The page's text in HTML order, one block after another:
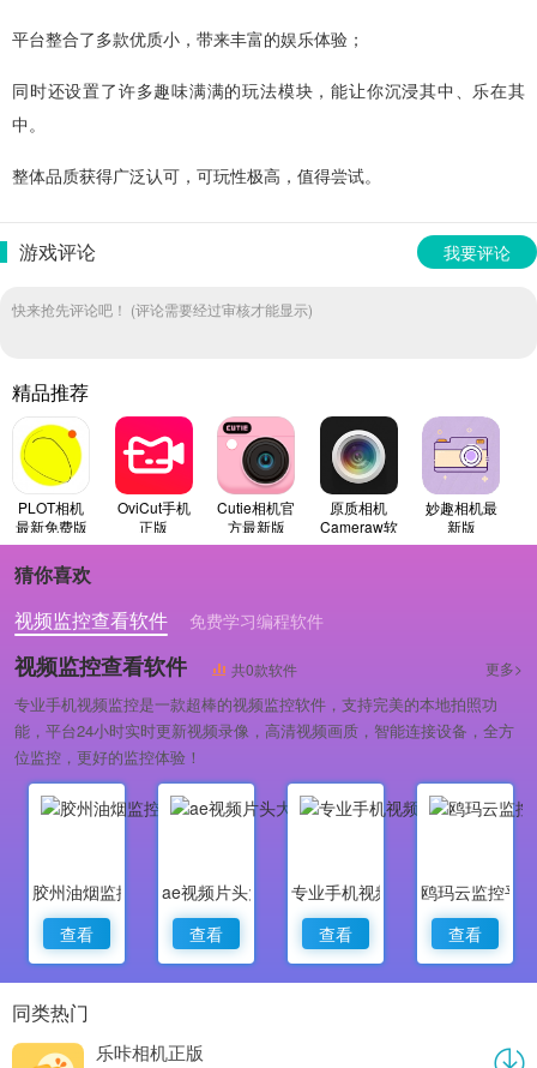
平台整合了多款优质小，带来丰富的娱乐体验；
同时还设置了许多趣味满满的玩法模块，能让你沉浸其中、乐在其
中。
整体品质获得广泛认可，可玩性极高，值得尝试。
游戏评论 我要评论
快来抢先评论吧！ (评论需要经过审核才能显示)
精品推荐
PLOT相机
最新免费版
OviCut手机
正版
Cutie相机官
方最新版
原质相机
Cameraw软
件无广告版
妙趣相机最
新版
猜你喜欢
视频监控查看软件
免费学习编程软件
专业做婚礼策划的软件
视频监控查看软件 共0款软件 更多>
专业手机视频监控是一款超棒的视频监控软件，支持完美的本地拍照功
能，平台24小时实时更新视频录像，高清视频画质，智能连接设备，全方
位监控，更好的监控体验！
胶州油烟监控
查看
ae视频片头大师
查看
专业手机视频监控
查看
鸥玛云监控平
查看
同类热门
乐咔相机正版